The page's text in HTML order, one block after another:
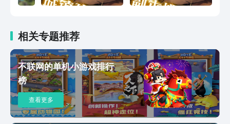
相关专题推荐
不联网的单机小游戏排行
榜
查看更多